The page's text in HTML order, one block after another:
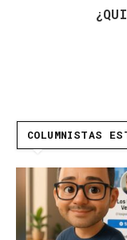
COLUMNISTAS